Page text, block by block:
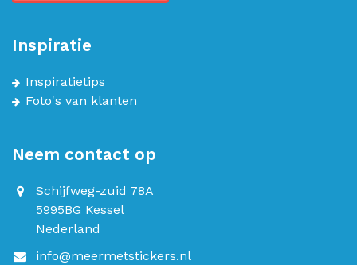
Inspiratie
Inspiratietips
Foto's van klanten
Neem contact op
Schijfweg-zuid 78A
5995BG Kessel
Nederland
info@meermetstickers.nl